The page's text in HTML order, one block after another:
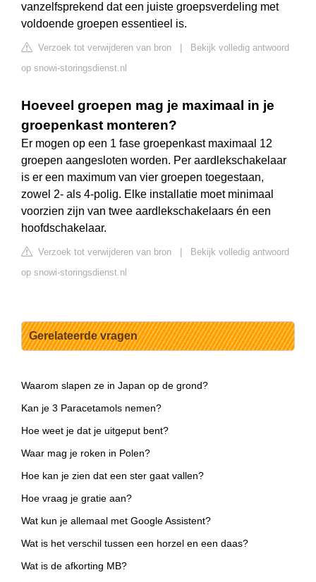
vanzelfsprekend dat een juiste groepsverdeling met
voldoende groepen essentieel is.
Verzoek tot verwijderen van bron
Bekijk volledig antwoord
op snowi-storingsdienst.nl
Hoeveel groepen mag je maximaal in je
groepenkast monteren?
Er mogen op een 1 fase groepenkast maximaal 12
groepen aangesloten worden. Per aardlekschakelaar
is er een maximum van vier groepen toegestaan,
zowel 2- als 4-polig. Elke installatie moet minimaal
voorzien zijn van twee aardlekschakelaars én een
hoofdschakelaar.
Verzoek tot verwijderen van bron
Bekijk volledig antwoord
op snowi-storingsdienst.nl
Gerelateerde vragen
Waarom slapen ze in Japan op de grond?
Kan je 3 Paracetamols nemen?
Hoe weet je dat je uitgeput bent?
Waar mag je roken in Polen?
Hoe kan je zien dat een ster gaat vallen?
Hoe vraag je gratie aan?
Wat kun je allemaal met Google Assistent?
Wat is het verschil tussen een horzel en een daas?
Wat is de afkorting MB?